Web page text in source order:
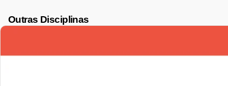
Outras Disciplinas